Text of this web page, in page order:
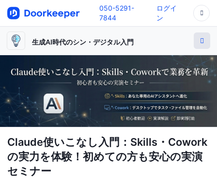
050-5291-
7844
ログイ
ン
生成AI時代のシン・デジタル入門
Claude使いこなし入門：Skills・Cowork
の実力を体験！初めての方も安心の実演
セミナー